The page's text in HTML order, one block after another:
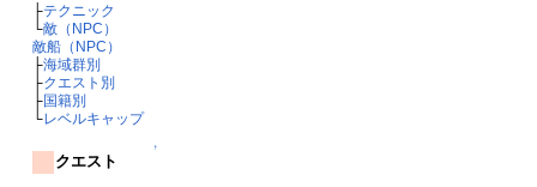
├テクニック
└敵（NPC）
敵船（NPC）
├海域群別
├クエスト別
├国籍別
└レベルキャップ
↑
クエスト